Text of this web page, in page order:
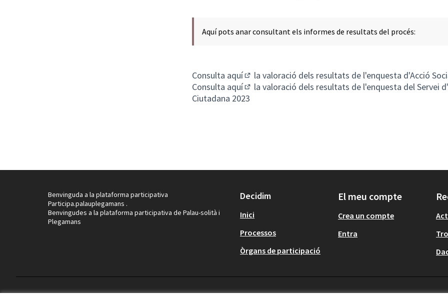
Aquí pots anar consultant els informes de resultats del procés:
Consulta aquí
(Obrir en una pestanya nova)
la valoració dels resultats de l'enquesta d'Acció
Consulta aquí
(Obrir en una pestanya nova)
la valoració dels resultats de l'enquesta del Servei
Ciutadana 2023
Benvinguda a la plataforma participativa
Participa.palauplegamans .
Benvingudes a la plataforma participativa de Palau-solità i
Plegamans
Decidim
Inici
Processos
Òrgans de participació
El meu compte
Crea un compte
Entra